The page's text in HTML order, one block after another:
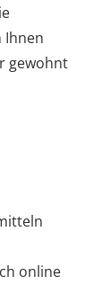
Ihnen
gewohnt
online